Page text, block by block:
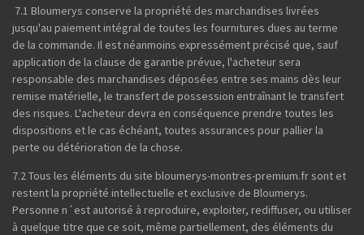
7.1 Bloumerys conserve la propriété des marchandises livrées
jusqu'au paiement intégral de toutes les fournitures dues au terme
de la commande. Il est néanmoins expressément précisé que, sauf
application de la clause de garantie prévue, l'acheteur sera
responsable des marchandises déposées entre ses mains dès leur
remise matérielle, le transfert de possession entraînant le transfert
des risques. L'acheteur devra en conséquence prendre toutes les
dispositions et le cas échéant, toutes assurances pour pallier la
perte ou détérioration de la chose.
7.2 Tous les éléments du site bloumerys-montres-premium.fr sont et
restent la propriété intellectuelle et exclusive de Bloumerys.
Personne n´est autorisé à reproduire, exploiter, rediffuser, ou utiliser
à quelque titre que ce soit, même partiellement, des éléments du